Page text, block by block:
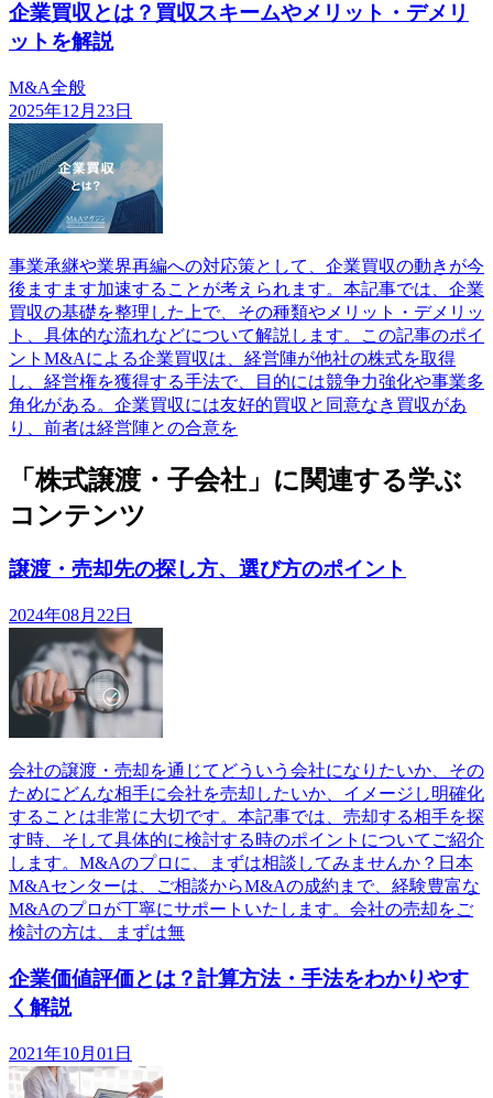
企業買収とは？買収スキームやメリット・デメリ
ットを解説
M&A全般
2025年12月23日
事業承継や業界再編への対応策として、企業買収の動きが今
後ますます加速することが考えられます。本記事では、企業
買収の基礎を整理した上で、その種類やメリット・デメリッ
ト、具体的な流れなどについて解説します。この記事のポイ
ントM&Aによる企業買収は、経営陣が他社の株式を取得
し、経営権を獲得する手法で、目的には競争力強化や事業多
角化がある。企業買収には友好的買収と同意なき買収があ
り、前者は経営陣との合意を
「株式譲渡・子会社」に関連する学ぶ
コンテンツ
譲渡・売却先の探し方、選び方のポイント
2024年08月22日
会社の譲渡・売却を通じてどういう会社になりたいか、その
ためにどんな相手に会社を売却したいか、イメージし明確化
することは非常に大切です。本記事では、売却する相手を探
す時、そして具体的に検討する時のポイントについてご紹介
します。M&Aのプロに、まずは相談してみませんか？日本
M&Aセンターは、ご相談からM&Aの成約まで、経験豊富な
M&Aのプロが丁寧にサポートいたします。会社の売却をご
検討の方は、まずは無
企業価値評価とは？計算方法・手法をわかりやす
く解説
2021年10月01日